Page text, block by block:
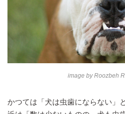
image byRoozbeh
かつては「犬は虫歯にならない」